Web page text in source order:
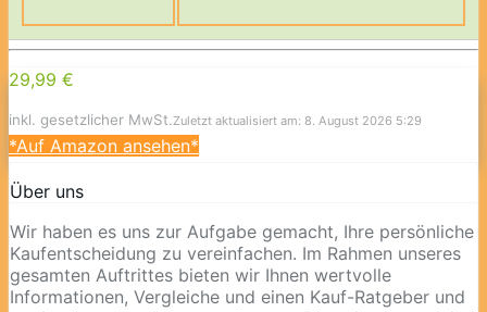
29,99 €
inkl. gesetzlicher MwSt.Zuletzt aktualisiert am: 8. August 2026 5:29
*Auf Amazon ansehen*
Über uns
Wir haben es uns zur Aufgabe gemacht, Ihre persönliche
Kaufentscheidung zu vereinfachen. Im Rahmen unseres
gesamten Auftrittes bieten wir Ihnen wertvolle
Informationen, Vergleiche und einen Kauf-Ratgeber und